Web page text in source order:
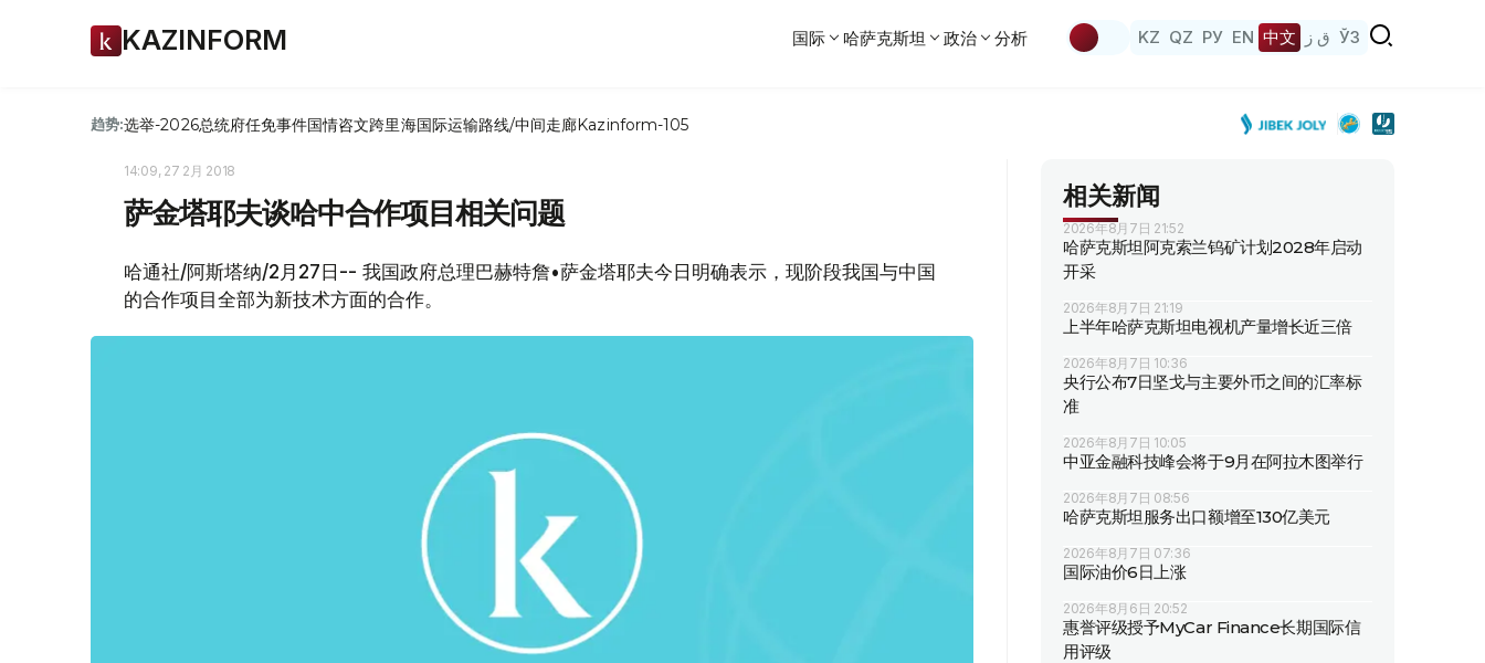
KAZINFORM 国际 哈萨克斯坦 政治 分析 KZ QZ РУ EN 中文 ق ز ЎЗ
趋势:选举-2026总统府任免事件国情咨文跨里海国际运输路线/中间走廊Kazinform-105
14:09, 27 2月 2018
萨金塔耶夫谈哈中合作项目相关问题
哈通社/阿斯塔纳/2月27日-- 我国政府总理巴赫特詹•萨金塔耶夫今日明确表示，现阶段我国与中国
的合作项目全部为新技术方面的合作。
相关新闻
2026年8月7日 21:52
哈萨克斯坦阿克索兰钨矿计划2028年启动
开采
2026年8月7日 21:19
上半年哈萨克斯坦电视机产量增长近三倍
2026年8月7日 10:36
央行公布7日坚戈与主要外币之间的汇率标
准
2026年8月7日 10:05
中亚金融科技峰会将于9月在阿拉木图举行
2026年8月7日 08:56
哈萨克斯坦服务出口额增至130亿美元
2026年8月7日 07:36
国际油价6日上涨
2026年8月6日 20:52
惠誉评级授予MyCar Finance长期国际信
用评级